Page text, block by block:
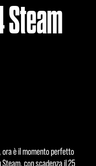
Steam
, ora è il momento perfetto
con scadenza il 25